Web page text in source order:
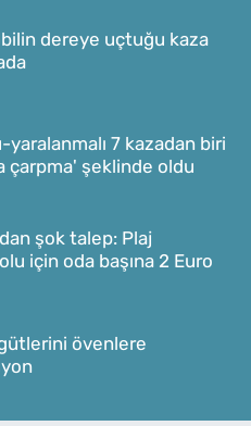
dereye uçtuğu kaza
yaralanmalı 7 kazadan biri
çarpma' şeklinde oldu
şok talep: Plaj
için oda başına 2 Euro
övenlere